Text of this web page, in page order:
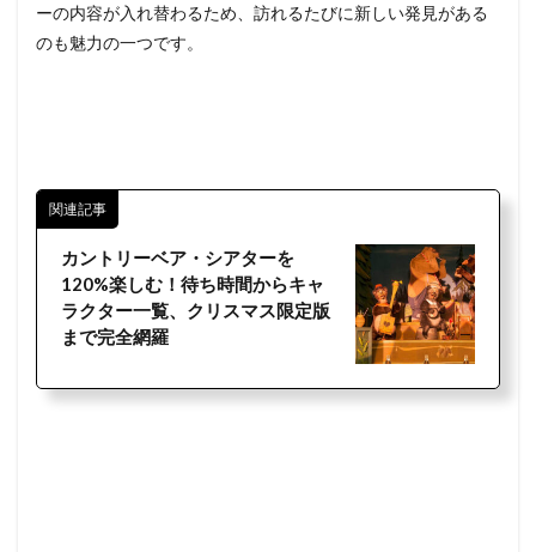
ーの内容が入れ替わるため、訪れるたびに新しい発見がある
のも魅力の一つです。
関連記事
カントリーベア・シアターを
120%楽しむ！待ち時間からキャ
ラクター一覧、クリスマス限定版
まで完全網羅